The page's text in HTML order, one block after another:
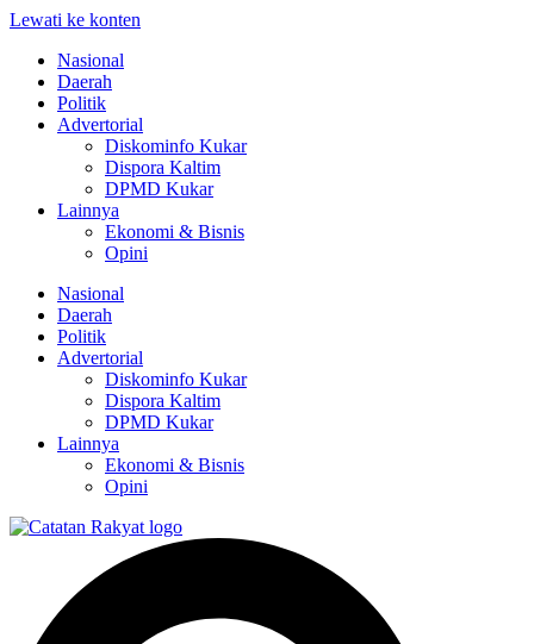
Lewati ke konten
Nasional
Daerah
Politik
Advertorial
Diskominfo Kukar
Dispora Kaltim
DPMD Kukar
Lainnya
Ekonomi & Bisnis
Opini
Nasional
Daerah
Politik
Advertorial
Diskominfo Kukar
Dispora Kaltim
DPMD Kukar
Lainnya
Ekonomi & Bisnis
Opini